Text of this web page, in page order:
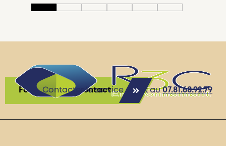
Contacter le service client au07.81.68.92.79
Formulaire de contact